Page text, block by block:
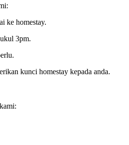
ke homestay.
3pm.
kunci homestay kepada anda.